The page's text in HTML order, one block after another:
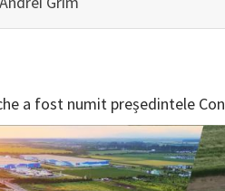
a fost numit președintele